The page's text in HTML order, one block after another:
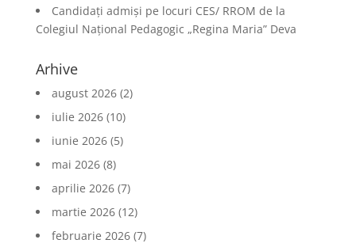
Candidați admiși pe locuri CES/ RROM de la
Colegiul Național Pedagogic „Regina Maria” Deva
Arhive
august 2026(2)
iulie 2026(10)
iunie 2026(5)
mai 2026(8)
aprilie 2026(7)
martie 2026(12)
februarie 2026(7)